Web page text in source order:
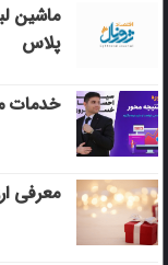
پلاس
خدمات
معرفی